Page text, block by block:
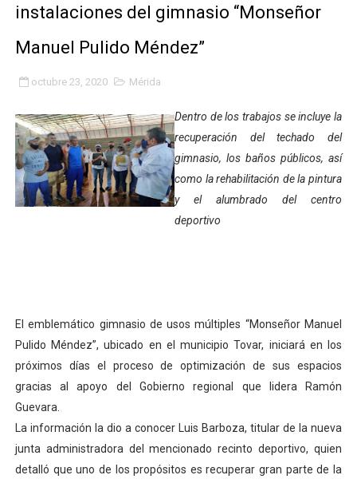
Expertos inspeccionan espacios del OAN para la
Dictan MasterClass en el marco del Encuentro LAGO
Campo Elías avanza con plan de asfaltado
Encuentro estadal fortalece la coordinación de
Gobernador Arnaldo Sánchez apadrina a más de 993
Plan Quirúrgico Regional llega a Pueblo Llano con la
Arranca en Rivas Dávila el Plan de Renovación de
Alcalde Nelson Álvarez llevó jornada recreativa a la
CorpoMérida continúa con ciclos de formación
Fundacite culmina primera etapa de su Plan Vacacional
Nevado Gas optimiza servicio residencial en la
instalaciones del gimnasio “Monseñor
Manuel Pulido Méndez”
octubre 23, 2020 Mérida
Dentro de los trabajos se incluye la
recuperación del techado del
gimnasio, los baños públicos, así
como la rehabilitación de la pintura
y el alumbrado del centro
deportivo
El emblemático gimnasio de usos múltiples “Monseñor Manuel
Pulido Méndez”, ubicado en el municipio Tovar, iniciará en los
próximos días el proceso de optimización de sus espacios
gracias al apoyo del Gobierno regional que lidera Ramón
Guevara.
La información la dio a conocer Luis Barboza, titular de la nueva
junta administradora del mencionado recinto deportivo, quien
detalló que uno de los propósitos es recuperar gran parte de la